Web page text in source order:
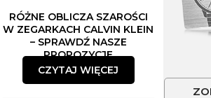
RÓŻNE OBLICZA SZAROŚCI
W ZEGARKACH CALVIN KLEIN
– SPRAWDŹ NASZE
PROPOZYCJE
CZYTAJ WIĘCEJ